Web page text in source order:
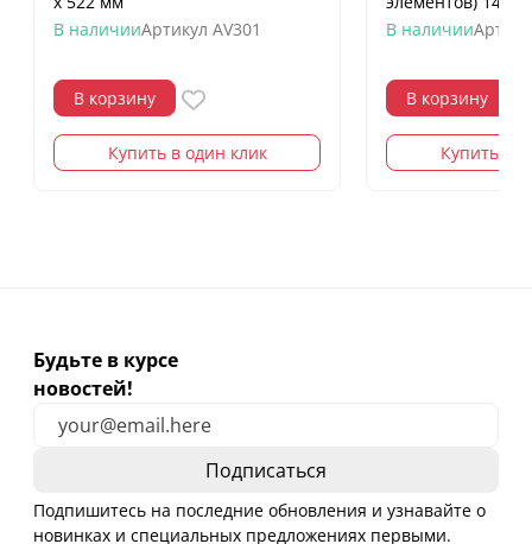
В наличииАртикул AV301
В корзину
Купить в один клик
В наличии
В корзину
Купить в
Будьте в курсе
новостей!
Подпишитесь на последние обновления и узнавайте о
новинках и специальных предложениях первыми.